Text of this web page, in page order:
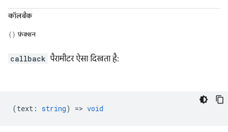
कॉलबैक
फ़ंक्शन
callback पैरामीटर ऐसा दिखता है:
(text : string) => void